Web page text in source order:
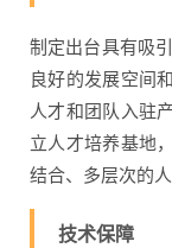
制定出台具有吸
良好的发展空间
人才和团队入驻
立人才培养基地
结合、多层次的
技术保障